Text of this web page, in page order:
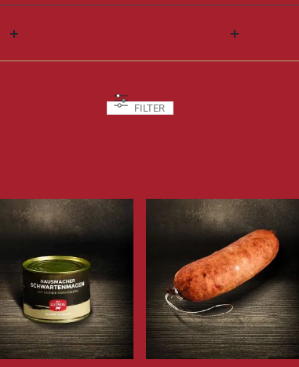
FILTER